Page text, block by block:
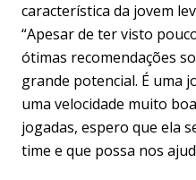
característica da jovem
“Apesar de ter visto
ótimas recomendações
grande potencial. É uma
uma velocidade muito
jogadas, espero que ela
time e que possa nos